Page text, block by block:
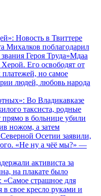
Новость в Твиттере
Михалков поблагодарил
Героя Труда»Мдаа
Его освободят от
но самое
людей, любовь народа
Во Владикавказе
таксиста, родные
прямо в больнице убили
ножом, а затем
Осетии заявили,
«Не ну а чёё мы?» —
активиста за
на плакате было
страшное для
свое кресло руками и